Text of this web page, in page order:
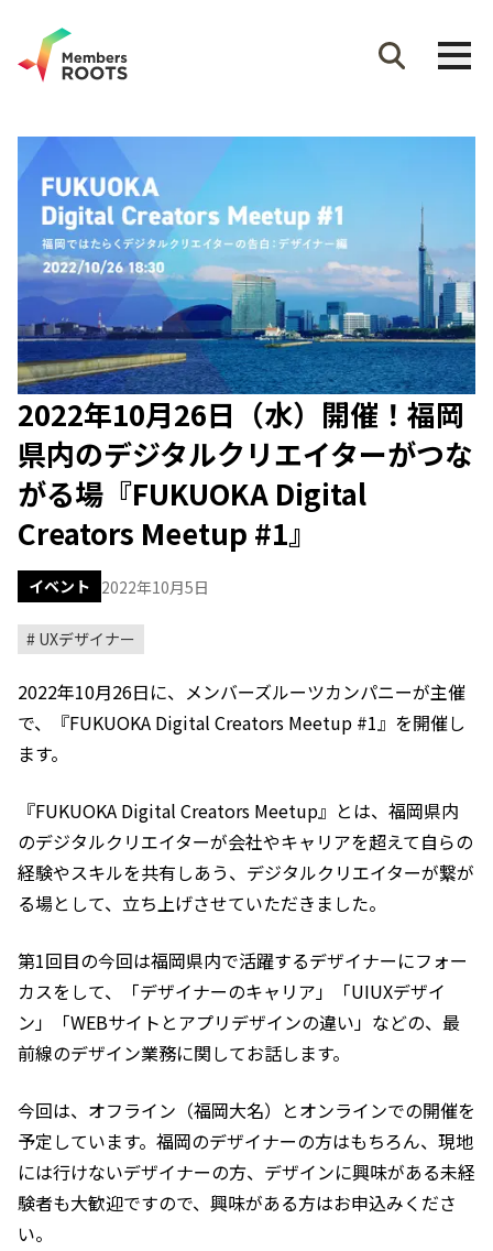
2022年10月26日（水）開催！福岡
県内のデジタルクリエイターがつな
がる場『FUKUOKA Digital
Creators Meetup #1』
イベント 2022年10月5日
UXデザイナー
2022年10月26日に、メンバーズルーツカンパニーが主催
で、『FUKUOKA Digital Creators Meetup #1』を開催し
ます。
『FUKUOKA Digital Creators Meetup』とは、福岡県内
のデジタルクリエイターが会社やキャリアを超えて自らの
経験やスキルを共有しあう、デジタルクリエイターが繋が
る場として、立ち上げさせていただきました。
第1回目の今回は福岡県内で活躍するデザイナーにフォー
カスをして、「デザイナーのキャリア」「UIUXデザイ
ン」「WEBサイトとアプリデザインの違い」などの、最
前線のデザイン業務に関してお話します。
今回は、オフライン（福岡大名）とオンラインでの開催を
予定しています。福岡のデザイナーの方はもちろん、現地
には行けないデザイナーの方、デザインに興味がある未経
験者も大歓迎ですので、興味がある方はお申込みくださ
い。